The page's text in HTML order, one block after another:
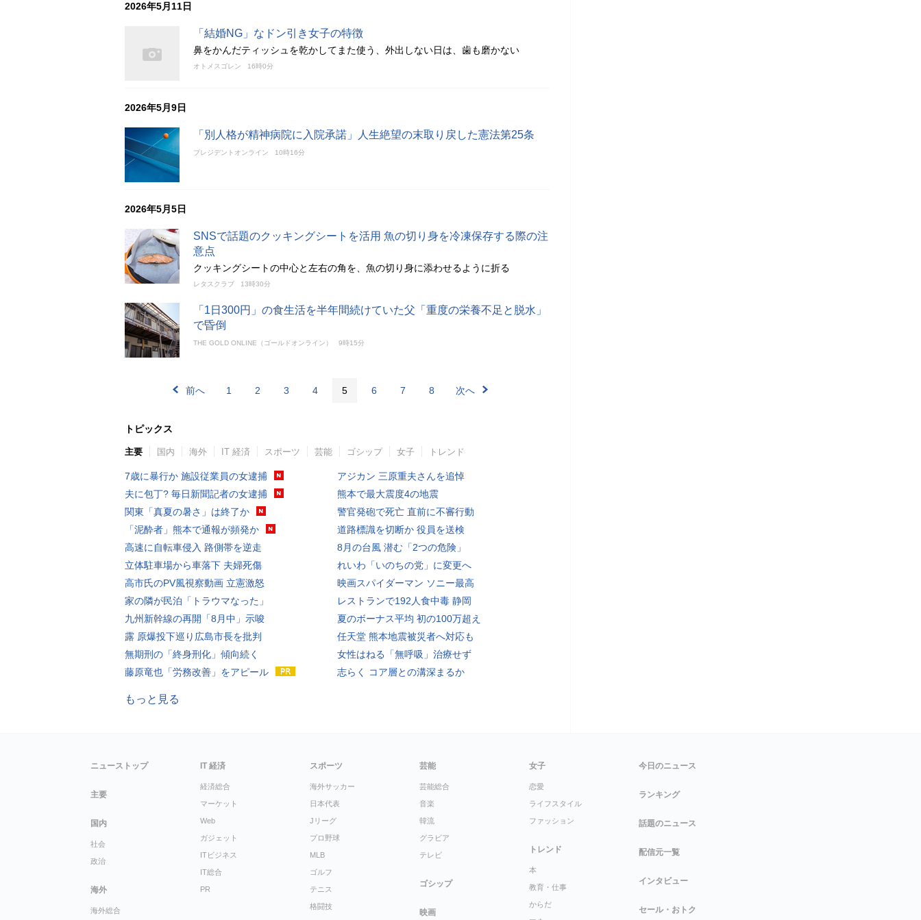
2026年5月11日
「結婚NG」なドン引き女子の特徴
鼻をかんだティッシュを乾かしてまた使う、外出しない日は、歯も磨かない
オトメスゴレン 16時0分
2026年5月9日
「別人格が精神病院に入院承諾」人生絶望の末取り戻した憲法第25条
プレジデントオンライン 10時16分
2026年5月5日
SNSで話題のクッキングシートを活用 魚の切り身を冷凍保存する際の注
意点
クッキングシートの中心と左右の角を、魚の切り身に添わせるように折る
レタスクラブ 13時30分
「1日300円」の食生活を半年間続けていた父「重度の栄養不足と脱水」
で昏倒
THE GOLD ONLINE（ゴールドオンライン） 9時15分
前へ 1 2 3 4 5 6 7 8 次へ
トピックス
主要 国内 海外 IT 経済 スポーツ 芸能 ゴシップ 女子 トレンド
7歳に暴行か 施設従業員の女逮捕
夫に包丁? 毎日新聞記者の女逮捕
関東「真夏の暑さ」は終了か
「泥酔者」熊本で通報が頻発か
高速に自転車侵入 路側帯を逆走
立体駐車場から車落下 夫婦死傷
高市氏のPV風視察動画 立憲激怒
家の隣が民泊「トラウマなった」
九州新幹線の再開「8月中」示唆
露 原爆投下巡り広島市長を批判
無期刑の「終身刑化」傾向続く
藤原竜也「労務改善」をアピール
アジカン 三原重夫さんを追悼
熊本で最大震度4の地震
警官発砲で死亡 直前に不審行動
道路標識を切断か 役員を送検
8月の台風 潜む「2つの危険」
れいわ「いのちの党」に変更へ
映画スパイダーマン ソニー最高
レストランで192人食中毒 静岡
夏のボーナス平均 初の100万超え
任天堂 熊本地震被災者へ対応も
女性はねる「無呼吸」治療せず
志らく コア層との溝深まるか
もっと見る
ニューストップ
主要
国内
社会
政治
海外
海外総合
IT 経済
経済総合
マーケット
Web
ガジェット
ITビジネス
IT総合
PR
スポーツ
海外サッカー
日本代表
Jリーグ
プロ野球
MLB
ゴルフ
テニス
格闘技
芸能
芸能総合
音楽
韓流
グラビア
テレビ
ゴシップ
映画
女子
恋愛
ライフスタイル
ファッション
トレンド
本
教育・仕事
からだ
今日のニュース
ランキング
話題のニュース
配信元一覧
インタビュー
セール・おトク